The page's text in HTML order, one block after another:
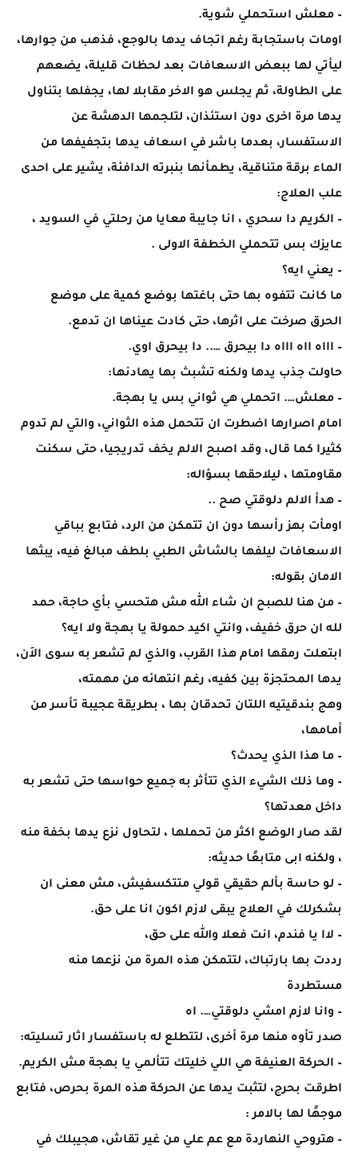
– معلش استحملي شوية.
اومات باستجابة رغم اتجاف يدها بالوجع، فذهب من جوارها،
ليأتي لها ببعض الاسعافات بعد لحظات قليلة، يضعهم
على الطاولة، ثم يجلس هو الاخر مقابلا لها، يجفلها بتناول
يدها مرة اخرى دون استئذان، لتلجمها الدهشة عن
الاستفسار، بعدما باشر في اسعاف يدها بتجفيفها من
الماء برقة متناقية، يطمأنها بنبرته الدافئة، يشير على احدى
علب العلاج:
– الكريم دا سحري ، انا جايبة معايا من رحلتي في السويد ،
عايزك بس تتحملي الخطفة الاولى .
– يعني ايه؟
ما كانت تتفوه بها حتى باغتها بوضع كمية على موضع
الحرق صرخت على اثرها، حتى كادت عيناها ان تدمع.
– اااه ااه اااه دا بيحرق ….. دا بيحرق اوي.
حاولت جذب يدها ولكنه تشبث بها يهادنها:
– معلش…. اتحملي هي ثواني بس يا بهجة.
امام اصرارها اضطرت ان تتحمل هذه الثواني، والتي لم تدوم
كثيرا كما قال، وقد اصبح الالم يخف تدريجيا، حتى سكنت
مقاومتها ، ليلاحقها بسؤاله:
– هدأ الالم دلوقتي صح ..
اومأت بهز رأسها دون ان تتمكن من الرد، فتابع بباقي
الاسعافات ليلفها بالشاش الطبي بلطف مبالغ فيه، يبثها
الامان بقوله:
– من هنا للصبح ان شاء الله مش هتحسي بأي حاجة، حمد
لله ان حرق خفيف، وانتي اكيد حمولة يا بهجة ولا ايه؟
ابتعلت رمقها امام هذا القرب، والذي لم تشعر به سوى الاَن،
يدها المحتجزة بين كفيه، رغم انتهائه من مهمته،
وهج بندقيتيه اللتان تحدقان بها ، بطريقة عجيبة تأسر من
أمامها،
– ما هذا الذي يحدث؟
– وما ذلك الشيء الذي تتأثر به جميع حواسها حتى تشعر به
داخل معدتها؟
لقد صار الوضع اكثر من تحملها ، لتحاول نزع يدها بخفة منه
، ولكنه ابى متابعًا حديثه:
– لو حاسة بألم حقيقي قولي متتكسفيش، مش معنى ان
بشكرلك في العلاج يبقى لازم اكون انا على حق.
– لاا يا فندم، انت فعلا والله على حق،
رددت بها بارتباك، لتتمكن هذه المرة من نزعها منه
مستطردة
– وانا لازم امشي دلوقتي…. اه
صدر تأوه منها مرة أخرى، لتتطلع له باستفسار اثار تسليته:
– الحركة العنيفة هي اللي خليتك تتألمي يا بهجة مش الكريم.
اطرقت بحرج، لتثبت يدها عن الحركة هذه المرة بحرص، فتابع
موجهًا لها بالامر :
– هتروحي النهاردة مع عم علي من غير تقاش، هجيبلك في